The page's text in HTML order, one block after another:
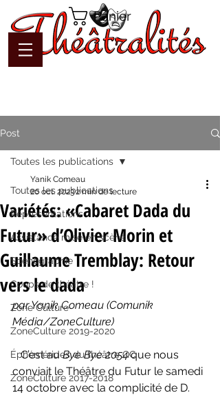
Panier
Post
Toutes les publications
Représentations
Assistance mise en scène
Scénographie
Coups de théâtre !
Zone Culture
ZoneCulture 2019-2020
Éphémérides du théâtre QC
ZoneCulture 2017-2018
Toutes les publications
Variétés: «Cabaret Dada du
Futur» d’Olivier Morin et
Guillaume Tremblay: Retour
vers le dada
Yanik Comeau
20 oct. 20232 min de lecture
par Yanik Comeau (Comunik
Média/ZoneCulture)
   C’est au
Bye Bye 2054 que nous
conviait le Théâtre du Futur le samedi
14 octobre avec la complicité de D.